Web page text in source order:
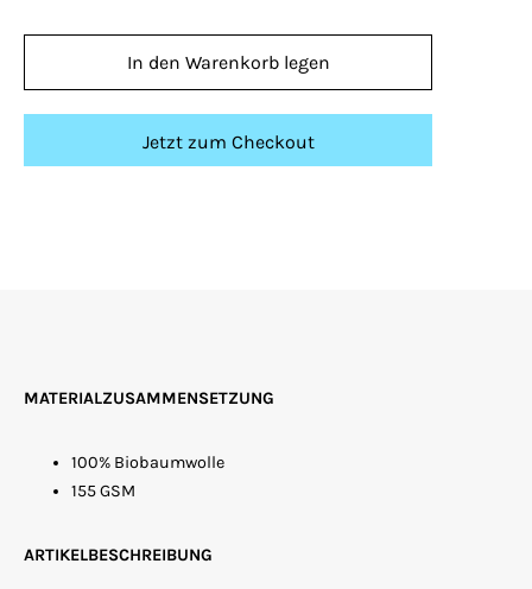
In den Warenkorb legen
Jetzt zum Checkout
MATERIALZUSAMMENSETZUNG
100% Biobaumwolle
155GSM
ARTIKELBESCHREIBUNG